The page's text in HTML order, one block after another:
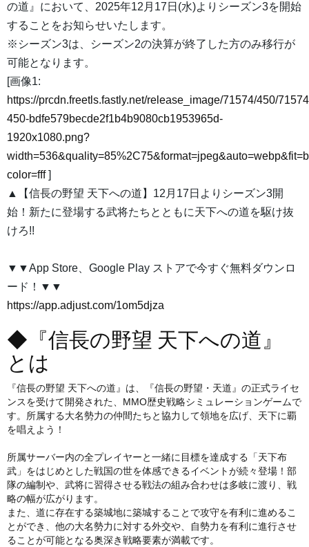
の道』において、2025年12月17日(水)よりシーズン3を開始
することをお知らせいたします。
※シーズン3は、シーズン2の決算が終了した方のみ移行が
可能となります。
[画像1:
https://prcdn.freetls.fastly.net/release_image/71574/450/
450-bdfe579becde2f1b4b9080cb1953965d-
1920x1080.png?
color=fff]
▲【信長の野望 天下への道】12月17日よりシーズン3開
始！新たに登場する武将たちとともに天下への道を駆け抜
けろ!!
▼▼App Store、Google Play ストアで今すぐ無料ダウンロ
ード！▼▼
https://app.adjust.com/1om5djza
◆『信長の野望 天下への道』
とは
『信長の野望 天下への道』は、『信長の野望・天道』の正式ライセ
ンスを受けて開発された、MMO歴史戦略シミュレーションゲームで
す。所属する大名勢力の仲間たちと協力して領地を広げ、天下に覇
を唱えよう！
所属サーバー内の全プレイヤーと一緒に目標を達成する「天下布
武」をはじめとした戦国の世を体感できるイベントが続々登場！部
隊の編制や、武将に習得させる戦法の組み合わせは多岐に渡り、戦
略の幅が広がります。
また、道に存在する築城地に築城することで攻守を有利に進めるこ
とができ、他の大名勢力に対する外交や、自勢力を有利に進行させ
ることが可能となる奥深き戦略要素が満載です。